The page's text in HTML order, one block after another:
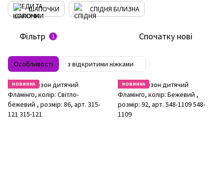
ШАПОЧКИ СПІДНЯ БІЛИЗНА
Фільтр 1 Спочатку нові
Особливості з відкритими ніжками
НОВИНКА НОВИНКА